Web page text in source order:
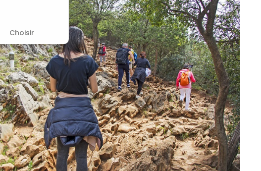
Choisir